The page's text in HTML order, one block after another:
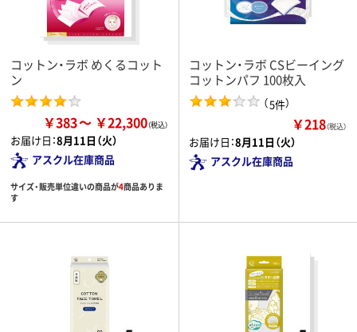
コットン・ラボ めくるコット
ン
￥383 ￥22,300
お届け日：8月11日（火）
アスクル在庫商品
サイズ・販売単位違いの商品が4商品ありま
す
コットン・ラボ CSビーイング
コットンパフ 100枚入
（5件）
￥218（税込）
お届け日：8月11日（火）
アスクル在庫商品